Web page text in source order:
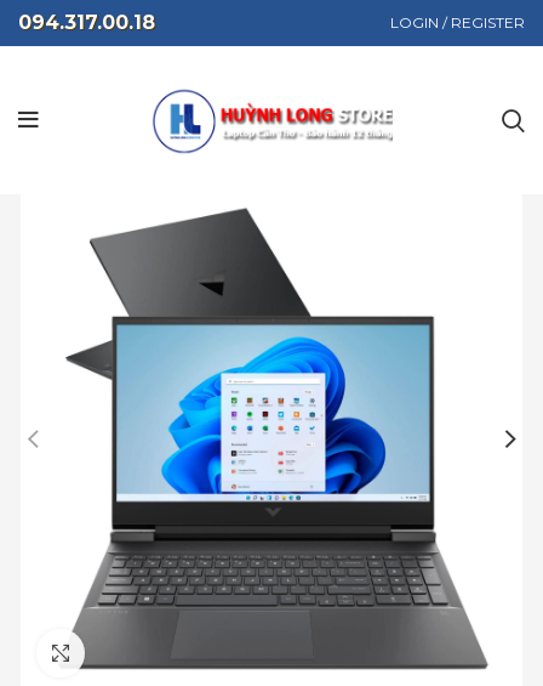
094.317.00.18 LOGIN / REGISTER